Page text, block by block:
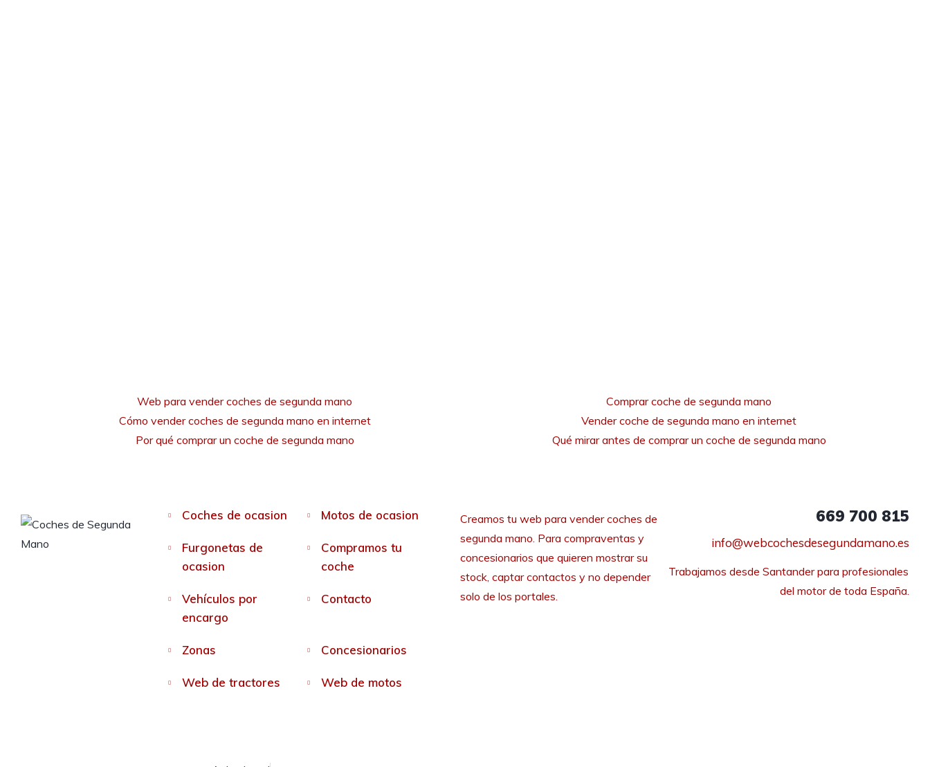
Web para vender coches de segunda mano
Cómo vender coches de segunda mano en internet
Por qué comprar un coche de segunda mano
Comprar coche de segunda mano
Vender coche de segunda mano en internet
Qué mirar antes de comprar un coche de segunda mano
Coches de ocasion Motos de ocasion
Furgonetas de
ocasion
Compramos tu
coche
Vehículos por
encargo
Contacto
Zonas Concesionarios
Web de tractores Web de motos
Creamos tu web para vender coches de
segunda mano. Para compraventas y
concesionarios que quieren mostrar su
stock, captar contactos y no depender
solo de los portales.
669 700 815
info@webcochesdesegundamano.es
Trabajamos desde Santander para profesionales
del motor de toda España.